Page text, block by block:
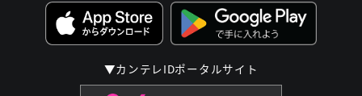
▼カンテレIDポータルサイト